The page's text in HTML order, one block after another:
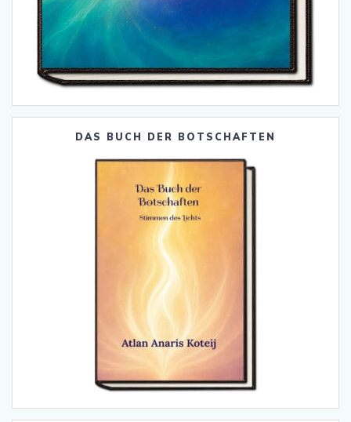
DAS BUCH DER BOTSCHAFTEN